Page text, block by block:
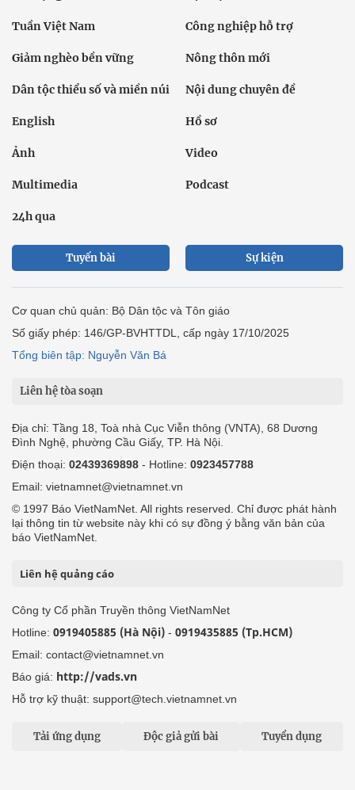
Tuần Việt Nam Công nghiệp hỗ trợ
Giảm nghèo bền vững Nông thôn mới
Dân tộc thiểu số và miền núi Nội dung chuyên đề
English Hồ sơ
Ảnh Video
Multimedia Podcast
24h qua
Tuyến bài Sự kiện
Cơ quan chủ quản: Bộ Dân tộc và Tôn giáo
Số giấy phép: 146/GP-BVHTTDL, cấp ngày 17/10/2025
Tổng biên tập: Nguyễn Văn Bá
Liên hệ tòa soạn
Địa chỉ: Tầng 18, Toà nhà Cục Viễn thông (VNTA), 68 Dương
Đình Nghệ, phường Cầu Giấy, TP. Hà Nội.
Điện thoại: 02439369898 - Hotline: 0923457788
Email: vietnamnet@vietnamnet.vn
© 1997 Báo VietNamNet. All rights reserved. Chỉ được phát hành
lại thông tin từ website này khi có sự đồng ý bằng văn bản của
báo VietNamNet.
Liên hệ quảng cáo
Công ty Cổ phần Truyền thông VietNamNet
Hotline: 0919405885 (Hà Nội) - 0919435885 (Tp.HCM)
Email: contact@vietnamnet.vn
Báo giá: http://vads.vn
Hỗ trợ kỹ thuật: support@tech.vietnamnet.vn
Tải ứng dụng Độc giả gửi bài Tuyển dụng